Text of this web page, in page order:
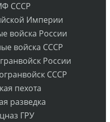
СССР
Империи
войска России
войска СССР
России
СССР
пехота
разведка
ГРУ